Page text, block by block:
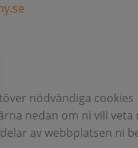
nödvändiga cookies
nedan om ni vill veta
av webbplatsen ni